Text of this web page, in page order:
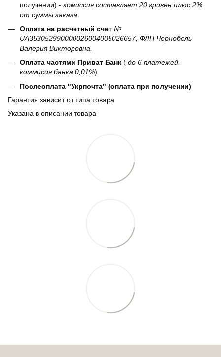
получении) - комиссия составляет 20 гривен плюс 2%
от суммы заказа.
Оплата на расчетный счет №
UA353052990000026004005026657, ФЛП Чернобель
Валерия Викторовна.
Оплата частями Приват Банк ( до 6 платежей,
коммисия банка 0,01%)
Послеоплата "Укрпочта" (оплата при получении)
Гарантия зависит от типа товара
Указана в описании товара